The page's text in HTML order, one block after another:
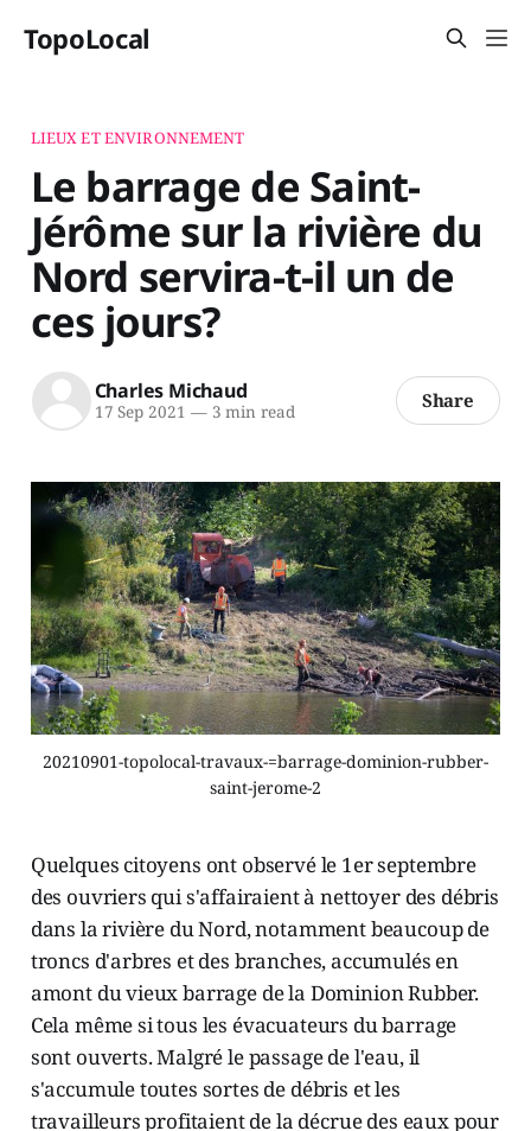
TopoLocal
LIEUX ET ENVIRONNEMENT
Le barrage de Saint-
Jérôme sur la rivière du
Nord servira-t-il un de
ces jours?
Charles Michaud
17 Sep 2021 —3 min read Share
20210901-topolocal-travaux-=barrage-dominion-rubber-
saint-jerome-2
Quelques citoyens ont observé le 1er septembre
des ouvriers qui s'affairaient à nettoyer des débris
dans la rivière du Nord, notamment beaucoup de
troncs d'arbres et des branches, accumulés en
amont du vieux barrage de la Dominion Rubber.
Cela même si tous les évacuateurs du barrage
sont ouverts. Malgré le passage de l'eau, il
s'accumule toutes sortes de débris et les
travailleurs profitaient de la décrue des eaux pour